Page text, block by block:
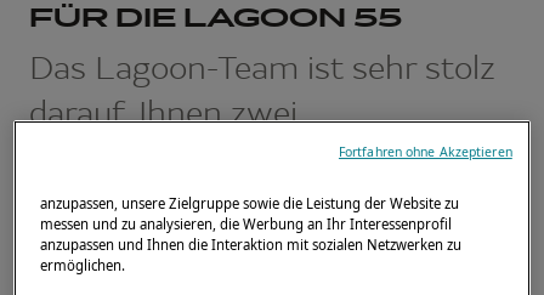
FÜR DIE LAGOON 55
Das Lagoon-Team ist sehr stolz
darauf, Ihnen zwei
Nominierungen für die Lagoon
55 vorzustellen.
3. MÄRZ 2023
anzupassen, unsere Zielgruppe sowie die Leistung der Website zu
messen und zu analysieren, die Werbung an Ihr Interessenprofil
anzupassen und Ihnen die Interaktion mit sozialen Netzwerken zu
ermöglichen.
Fortfahren ohne Akzeptieren